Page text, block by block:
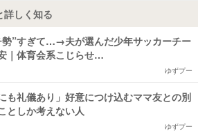
詳しく知る
勢”すぎて…→夫が選んだ少年サッカーチー
｜体育会系こじらせ…
ゆずプー
も礼儀あり」好意につけ込むママ友との別
としか考えない人
ゆずプー